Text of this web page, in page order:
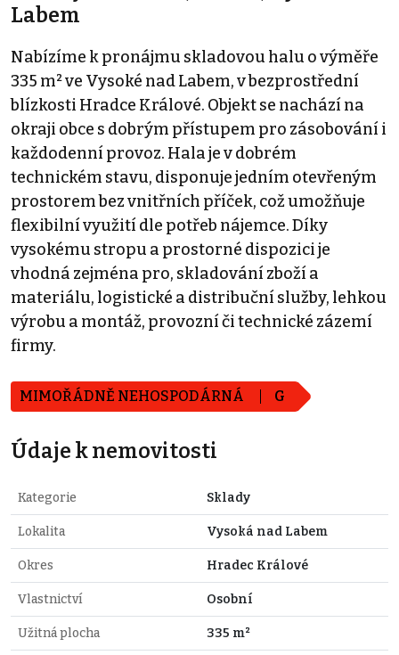
Labem
Nabízíme k pronájmu skladovou halu o výměře
335 m² ve Vysoké nad Labem, v bezprostřední
blízkosti Hradce Králové. Objekt se nachází na
okraji obce s dobrým přístupem pro zásobování i
každodenní provoz. Hala je v dobrém
technickém stavu, disponuje jedním otevřeným
prostorem bez vnitřních příček, což umožňuje
flexibilní využití dle potřeb nájemce. Díky
vysokému stropu a prostorné dispozici je
vhodná zejména pro, skladování zboží a
materiálu, logistické a distribuční služby, lehkou
výrobu a montáž, provozní či technické zázemí
firmy.
MIMOŘÁDNĚ NEHOSPODÁRNÁ G
Údaje k nemovitosti
Kategorie Sklady
Lokalita Vysoká nad Labem
Okres Hradec Králové
Vlastnictví Osobní
Užitná plocha 335 m²